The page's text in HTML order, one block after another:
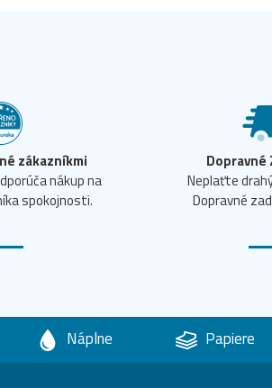
zákazníkmi
nákup na
spokojnosti.
Dopravné
Neplaťte
Dopravné
Náplne Papiere